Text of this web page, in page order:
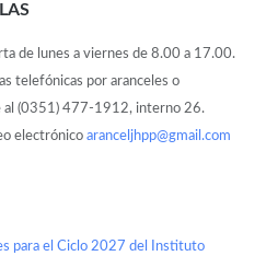
de lunes a viernes de 8.00 a 17.00.
telefónicas por aranceles o
al (0351) 477-1912, interno 26.
electrónico aranceljhpp@gmail.com
para el Ciclo 2027 del Instituto